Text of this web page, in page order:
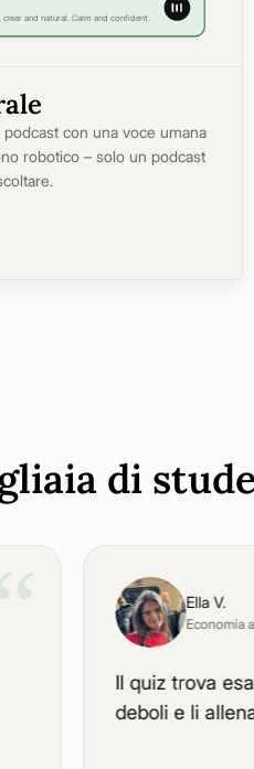
con una voce umana
robotico – solo un podcast
di
Ella V.
Economia
Il quiz trova
deboli e li allena.